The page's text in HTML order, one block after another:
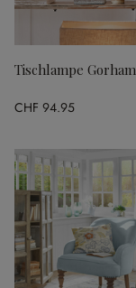
Tischlampe Gorham
CHF 94.95